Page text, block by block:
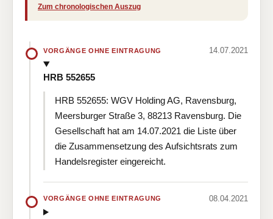
Zum chronologischen Auszug
VORGÄNGE OHNE EINTRAGUNG 14.07.2021
HRB 552655
HRB 552655: WGV Holding AG, Ravensburg,
Meersburger Straße 3, 88213 Ravensburg. Die
Gesellschaft hat am 14.07.2021 die Liste über
die Zusammensetzung des Aufsichtsrats zum
Handelsregister eingereicht.
VORGÄNGE OHNE EINTRAGUNG 08.04.2021